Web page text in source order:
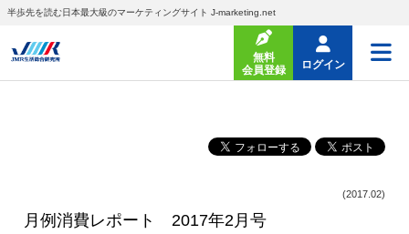
半歩先を読む日本最大級のマーケティングサイト J-marketing.net
無料
会員登録
ログイン
(2017.02)
月例消費レポート 2017年2月号